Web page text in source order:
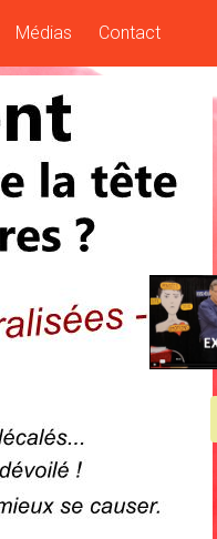
Médias Contact